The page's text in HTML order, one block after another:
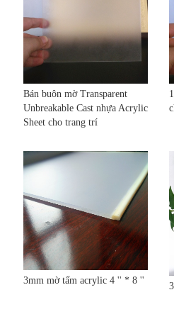
Bán buôn mờ Transparent
Unbreakable Cast nhựa Acrylic
Sheet cho trang trí
3mm mờ tấm acrylic 4 '' * 8 ''